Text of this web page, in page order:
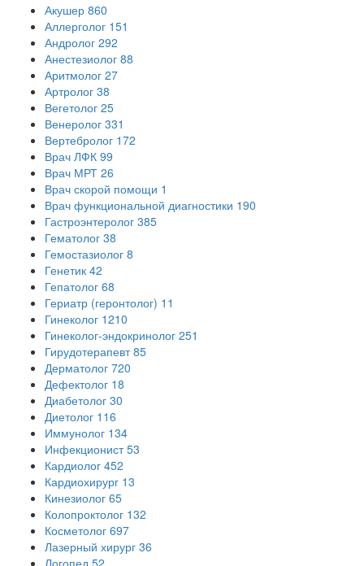
Акушер 860
Аллерголог 151
Андролог 292
Анестезиолог 88
Аритмолог 27
Артролог 38
Вегетолог 25
Венеролог 331
Вертебролог 172
Врач ЛФК 99
Врач МРТ 26
Врач скорой помощи 1
Врач функциональной диагностики 190
Гастроэнтеролог 385
Гематолог 38
Гемостазиолог 8
Генетик 42
Гепатолог 68
Гериатр (геронтолог) 11
Гинеколог 1210
Гинеколог-эндокринолог 251
Гирудотерапевт 85
Дерматолог 720
Дефектолог 18
Диабетолог 30
Диетолог 116
Иммунолог 134
Инфекционист 53
Кардиолог 452
Кардиохирург 13
Кинезиолог 65
Колопроктолог 132
Косметолог 697
Лазерный хирург 36
Логопед 52